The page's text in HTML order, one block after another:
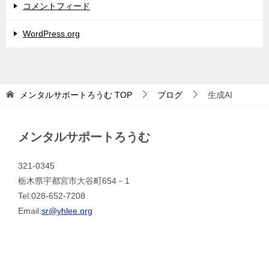
コメントフィード
WordPress.org
メンタルサポートろうむ TOP ブログ 生成AI
メンタルサポートろうむ
321-0345
栃木県宇都宮市大谷町654－1
Tel:028-652-7208
Email:sr@yhlee.org